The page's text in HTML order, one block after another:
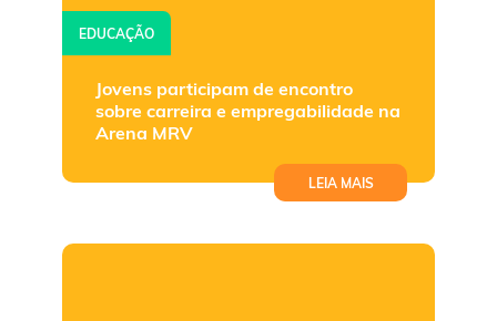
EDUCAÇÃO
Jovens participam de encontro
sobre carreira e empregabilidade na
Arena MRV
LEIA MAIS